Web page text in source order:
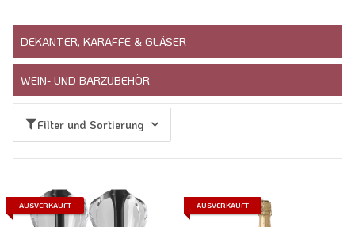
DEKANTER, KARAFFE & GLÄSER
WEIN- UND BARZUBEHÖR
Filter und Sortierung
AUSVERKAUFT AUSVERKAUFT